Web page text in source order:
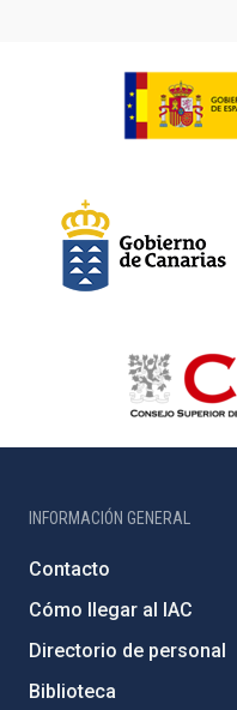
INFORMACIÓN GENERAL
Contacto
Cómo llegar al IAC
Directorio de personal
Biblioteca